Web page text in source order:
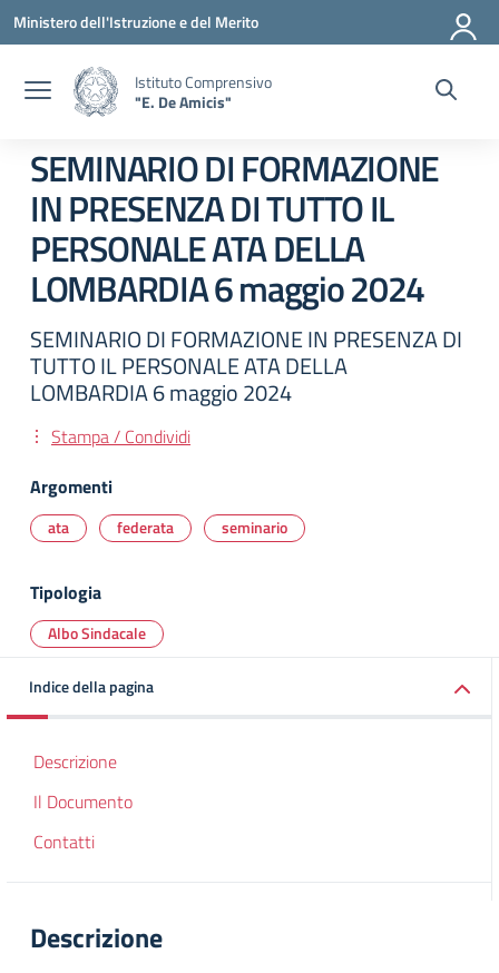
Vai ai contenuti
Vai al menu di navigazione
Vai al footer
Ministero dell'Istruzione e del Merito
Istituto Comprensivo
"E. De Amicis"
SEMINARIO DI FORMAZIONE
IN PRESENZA DI TUTTO IL
PERSONALE ATA DELLA
LOMBARDIA 6 maggio 2024
SEMINARIO DI FORMAZIONE IN PRESENZA DI
TUTTO IL PERSONALE ATA DELLA
LOMBARDIA 6 maggio 2024
Stampa / Condividi
Argomenti
ata federata seminario
Tipologia
Albo Sindacale
Indice della pagina
Descrizione
Il Documento
Contatti
Descrizione